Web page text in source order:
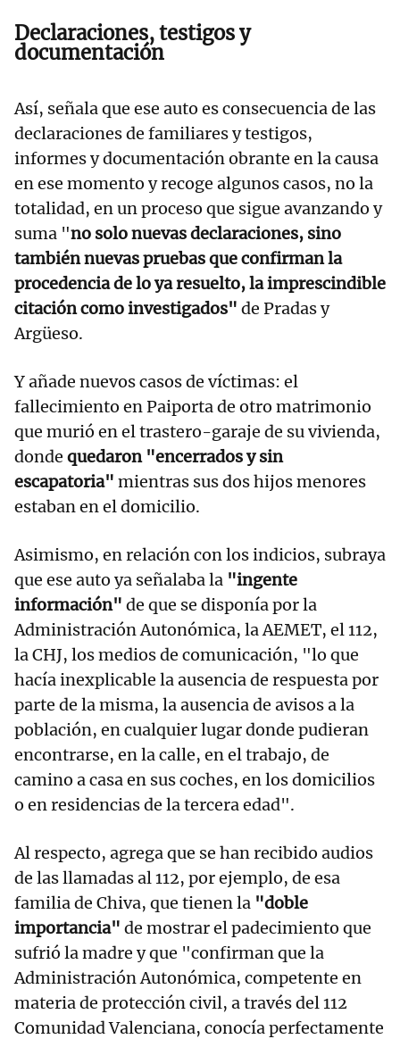
Declaraciones, testigos y
documentación
Así, señala que ese auto es consecuencia de las
declaraciones de familiares y testigos,
informes y documentación obrante en la causa
en ese momento y recoge algunos casos, no la
totalidad, en un proceso que sigue avanzando y
suma "no solo nuevas declaraciones, sino
también nuevas pruebas que confirman la
procedencia de lo ya resuelto, la imprescindible
citación como investigados" de Pradas y
Argüeso.
Y añade nuevos casos de víctimas: el
fallecimiento en Paiporta de otro matrimonio
que murió en el trastero-garaje de su vivienda,
donde quedaron "encerrados y sin
escapatoria" mientras sus dos hijos menores
estaban en el domicilio.
Asimismo, en relación con los indicios, subraya
que ese auto ya señalaba la "ingente
información" de que se disponía por la
Administración Autonómica, la AEMET, el 112,
la CHJ, los medios de comunicación, "lo que
hacía inexplicable la ausencia de respuesta por
parte de la misma, la ausencia de avisos a la
población, en cualquier lugar donde pudieran
encontrarse, en la calle, en el trabajo, de
camino a casa en sus coches, en los domicilios
o en residencias de la tercera edad".
Al respecto, agrega que se han recibido audios
de las llamadas al 112, por ejemplo, de esa
familia de Chiva, que tienen la "doble
importancia" de mostrar el padecimiento que
sufrió la madre y que "confirman que la
Administración Autonómica, competente en
materia de protección civil, a través del 112
Comunidad Valenciana, conocía perfectamente